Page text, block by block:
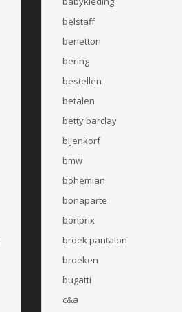
belstaff
benetton
bering
bestellen
betalen
betty barclay
bijenkorf
bmw
bohemian
bonaparte
bonprix
broek pantalon
broeken
bugatti
c&a